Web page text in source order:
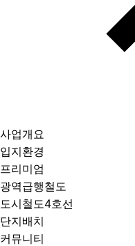
사업개요
입지환경
프리미엄
광역급행철도
도시철도4호선
단지배치
커뮤니티